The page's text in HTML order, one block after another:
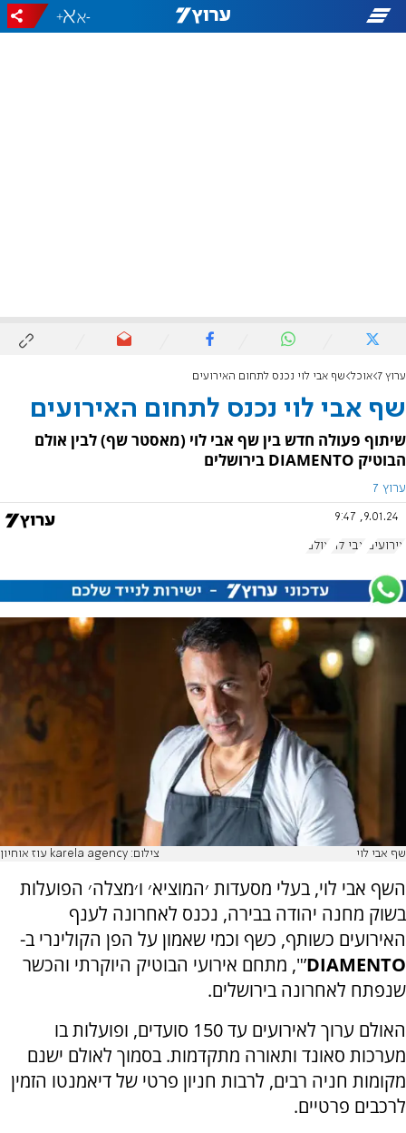
-
+
ערוץ 7 אוכל שף אבי לוי נכנס לתחום האירועים
שף אבי לוי נכנס לתחום האירועים
שיתוף פעולה חדש בין שף אבי לוי (מאסטר שף) לבין אולם
הבוטיק DIAMENTO בירושלים
ערוץ 7
9.01.24, 9:47
אירועים אבי לוי אולם
שף אבי לוי צילום: karela agency עוז אוחיון
השף אבי לוי, בעלי מסעדות ׳המוציא׳ ו׳מצלה׳ הפועלות
בשוק מחנה יהודה בבירה, נכנס לאחרונה לענף
האירועים כשותף, כשף וכמי שאמון על הפן הקולינרי ב-
DIAMENTO’", מתחם אירועי הבוטיק היוקרתי והכשר
שנפתח לאחרונה בירושלים.
האולם ערוך לאירועים עד 150 סועדים, ופועלות בו
מערכות סאונד ותאורה מתקדמות. בסמוך לאולם ישנם
מקומות חניה רבים, לרבות חניון פרטי של דיאמנטו הזמין
לרכבים פרטיים.